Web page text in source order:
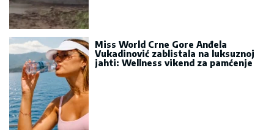
Miss World Crne Gore Anđela
Vukadinović zablistala na luksuznoj
jahti: Wellness vikend za pamćenje